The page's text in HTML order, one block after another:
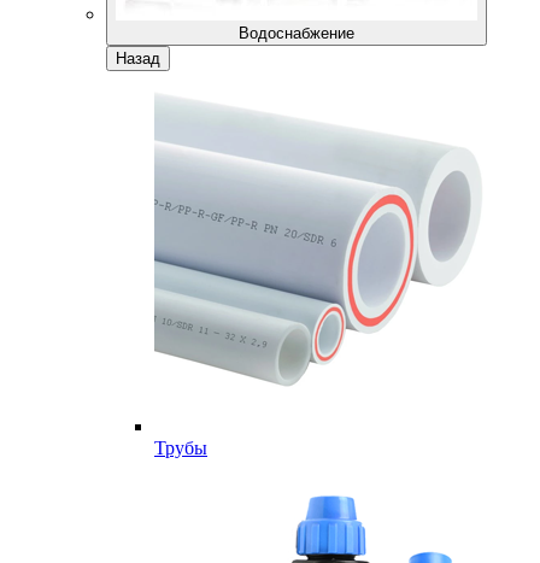
Водоснабжение
Назад
Трубы